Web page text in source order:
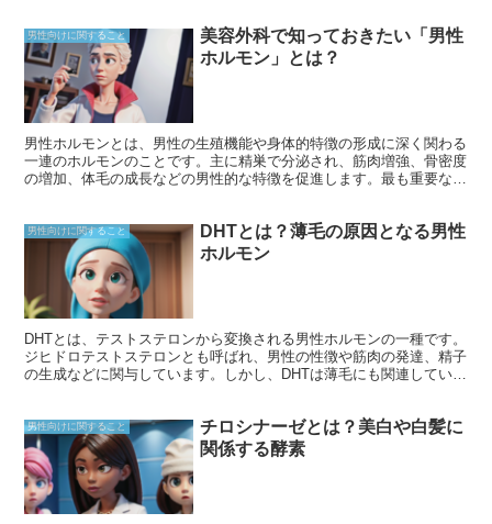
男性向けに関すること
美容外科で知っておきたい「男性
ホルモン」とは？
男性ホルモンとは、男性の生殖機能や身体的特徴の形成に深く関わる
一連のホルモンのことです。主に精巣で分泌され、筋肉増強、骨密度
の増加、体毛の成長などの男性的な特徴を促進します。最も重要な男
男性向けに関すること
DHTとは？薄毛の原因となる男性
ホルモン
DHTとは、テストステロンから変換される男性ホルモンの一種です。
ジヒドロテストステロンとも呼ばれ、男性の性徴や筋肉の発達、精子
の生成などに関与しています。しかし、DHTは薄毛にも関連していま
男性向けに関すること
チロシナーゼとは？美白や白髪に
関係する酵素